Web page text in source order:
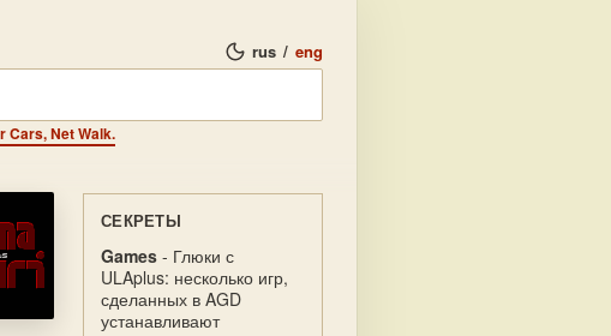
rus / eng
Cars, Net Walk.
СЕКРЕТЫ
Games - Глюки с
ULAplus: несколько игр,
сделанных в AGD
устанавливают